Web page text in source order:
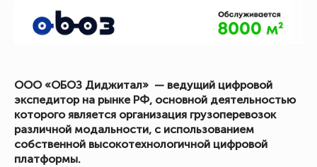
ООО «ОБОЗ Диджитал» — ведущий цифровой
экспедитор на рынке РФ, основной деятельностью
которого является организация грузоперевозок
различной модальности, с использованием
собственной высокотехнологичной цифровой
платформы.